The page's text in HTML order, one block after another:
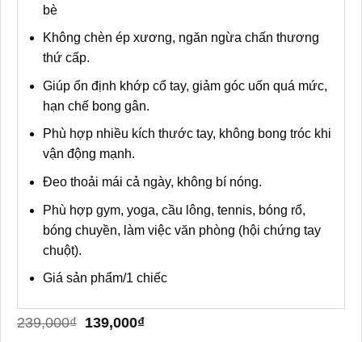
bè
Không chèn ép xương, ngăn ngừa chấn thương
thứ cấp.
Giúp ổn định khớp cổ tay, giảm góc uốn quá mức,
hạn chế bong gân.
Phù hợp nhiều kích thước tay, không bong tróc khi
vận động mạnh.
Đeo thoải mái cả ngày, không bí nóng.
Phù hợp gym, yoga, cầu lông, tennis, bóng rổ,
bóng chuyền, làm việc văn phòng (hội chứng tay
chuột).
Giá sản phẩm/1 chiếc
239,000₫ Giá
139,000₫Giá